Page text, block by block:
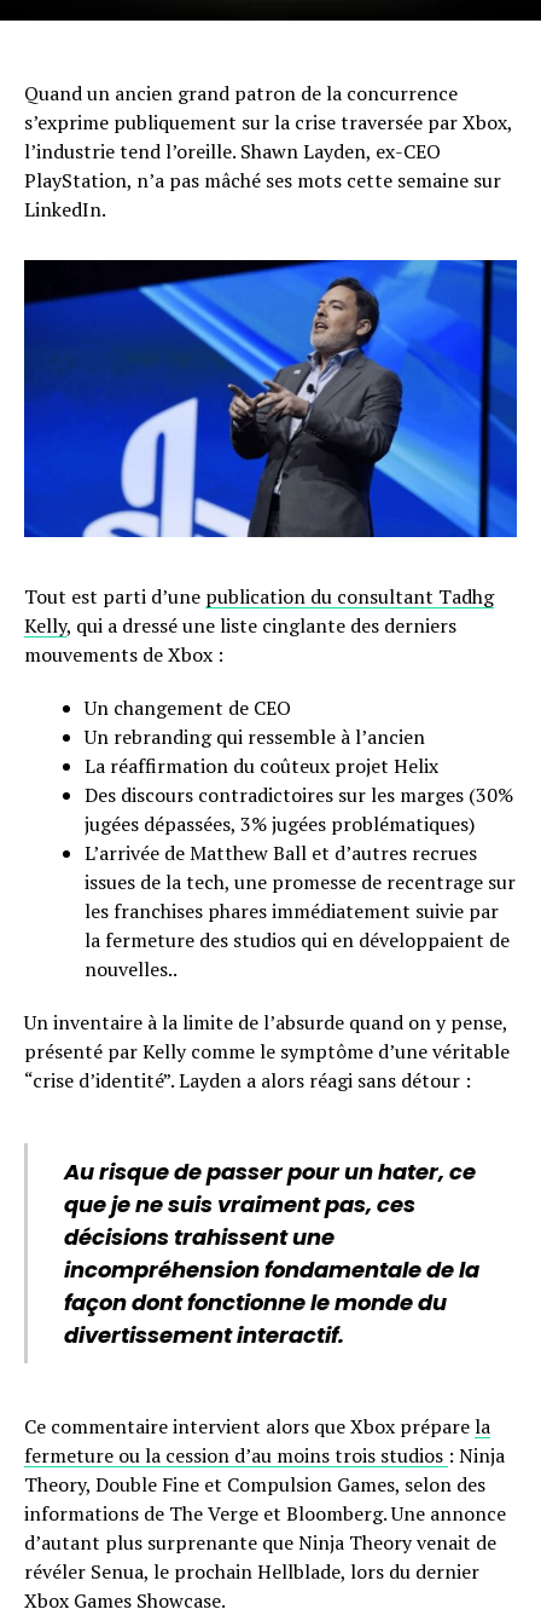
Quand un ancien grand patron de la concurrence
s’exprime publiquement sur la crise traversée par Xbox,
l’industrie tend l’oreille. Shawn Layden, ex-CEO
PlayStation, n’a pas mâché ses mots cette semaine sur
LinkedIn.
Tout est parti d’une publication du consultant Tadhg
Kelly, qui a dressé une liste cinglante des derniers
mouvements de Xbox :
Un changement de CEO
Un rebranding qui ressemble à l’ancien
La réaffirmation du coûteux projet Helix
Des discours contradictoires sur les marges (30%
jugées dépassées, 3% jugées problématiques)
L’arrivée de Matthew Ball et d’autres recrues
issues de la tech, une promesse de recentrage sur
les franchises phares immédiatement suivie par
la fermeture des studios qui en développaient de
nouvelles..
Un inventaire à la limite de l’absurde quand on y pense,
présenté par Kelly comme le symptôme d’une véritable
“crise d’identité”. Layden a alors réagi sans détour :
Au risque de passer pour un hater, ce
que je ne suis vraiment pas, ces
décisions trahissent une
incompréhension fondamentale de la
façon dont fonctionne le monde du
divertissement interactif.
Ce commentaire intervient alors que Xbox préparela
fermeture ou la cession d’au moins trois studios : Ninja
Theory, Double Fine et Compulsion Games, selon des
informations de The Verge et Bloomberg. Une annonce
d’autant plus surprenante que Ninja Theory venait de
révéler Senua, le prochain Hellblade, lors du dernier
Xbox Games Showcase.